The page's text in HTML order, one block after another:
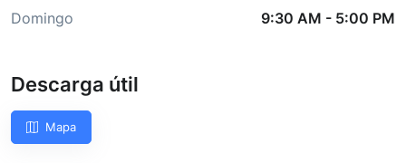
Domingo
9:30 AM - 5:00 PM
Descarga útil
Mapa